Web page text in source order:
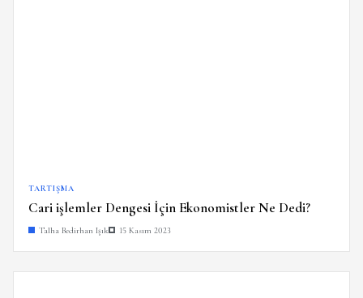
TARTIŞMA
Cari işlemler Dengesi İçin Ekonomistler Ne Dedi?
Talha Bedirhan Işık 15 Kasım 2023